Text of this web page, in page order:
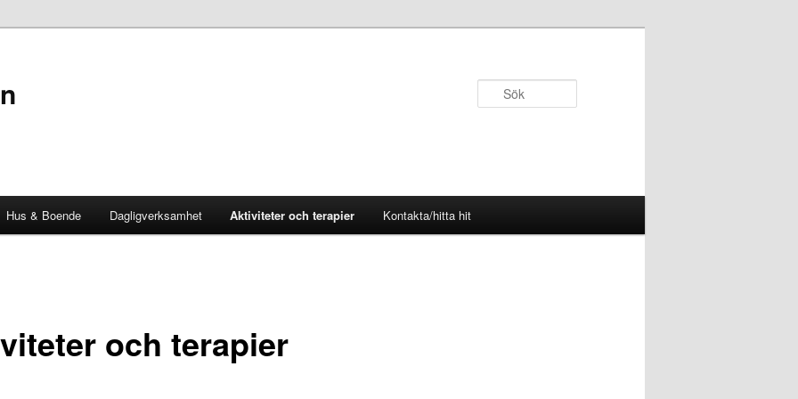
Hus & Boende Dagligverksamhet Aktiviteter och terapier Kontakta/hitta hit
och terapier